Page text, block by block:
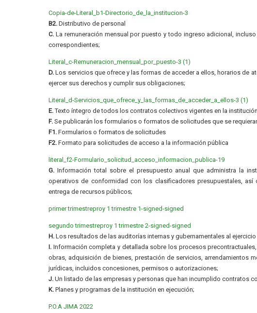
Copia-de-Literal_b1-Directorio_de_la_institucion-3
B2. Distributivo de personal
C. La remuneración mensual por puesto y todo ingreso adicional,
correspondientes;
Literal_c-Remuneracion_mensual_por_puesto-3 (1)
D. Los servicios que ofrece y las formas de acceder a ellos, horarios de
ejercer sus derechos y cumplir sus obligaciones;
Literal_d-Servicios_que_ofrece_y_las_formas_de_acceder_a_ellos-3 (1)
E.Texto íntegro de todos los contratos colectivos vigentes en la
F. Se publicarán los formularios o formatos de solicitudes que se
F1. Formularios o formatos de solicitudes
F2. Formato para solicitudes de acceso a la información pública
literal_f2-Formulario_solicitud_acceso_informacion_publica-19
G. Información total sobre el presupuesto anual que administra la
operativos de conformidad con los clasificadores presupuestales,
entrega de recursos públicos;
primer trimestreproy 1 trimestre 1-signed-signed
segundo trimestreproy 1 trimestre 2-signed-signed
H. Los resultados de las auditorías internas y gubernamentales al
I. Información completa y detallada sobre los procesos
obras, adquisición de bienes, prestación de servicios, arrendamientos
jurídicas, incluidos concesiones, permisos o autorizaciones;
J. Un listado de las empresas y personas que han incumplido contratos
K. Planes y programas de la institución en ejecución;
P.O.A JIMA 2022